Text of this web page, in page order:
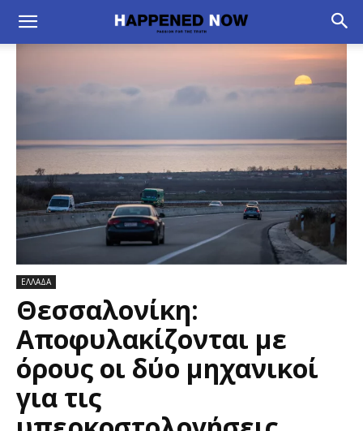
ΕΛΛΑΔΑ
Θεσσαλονίκη:
Αποφυλακίζονται με
όρους οι δύο μηχανικοί
για τις